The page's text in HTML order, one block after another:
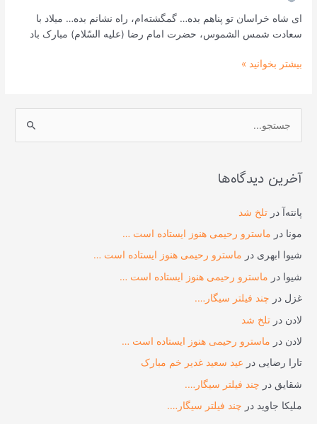
ای شاه خراسان تو پناهم بده… گمگشته‌ام، راه نشانم بده… میلاد با
سعادت شمس الشموس، حضرت امام رضا (علیه السّلام) مبارک باد
رضا
(علیه
مبارک
بیشتر بخوانید »
ج
ا
ی
:
آخرین دیدگاه‌ها
پانته‌آدرتلخ شد
مونا در ماسترو رحیمی هنوز ایستاده است …
شیوا ابهری در ماسترو رحیمی هنوز ایستاده است …
شیوا در ماسترو رحیمی هنوز ایستاده است …
غزل در چند فیلتر سیگار….
لادن درتلخ شد
لادن در ماسترو رحیمی هنوز ایستاده است …
تارا رضایی در عید سعید غدیر خم مبارک
شقایق در چند فیلتر سیگار….
ملیکا جاوید در چند فیلتر سیگار….